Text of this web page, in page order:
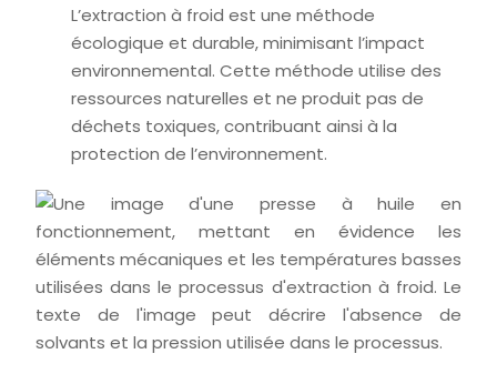
L’extraction à froid est une méthode
écologique et durable, minimisant l’impact
environnemental. Cette méthode utilise des
ressources naturelles et ne produit pas de
déchets toxiques, contribuant ainsi à la
protection de l’environnement.